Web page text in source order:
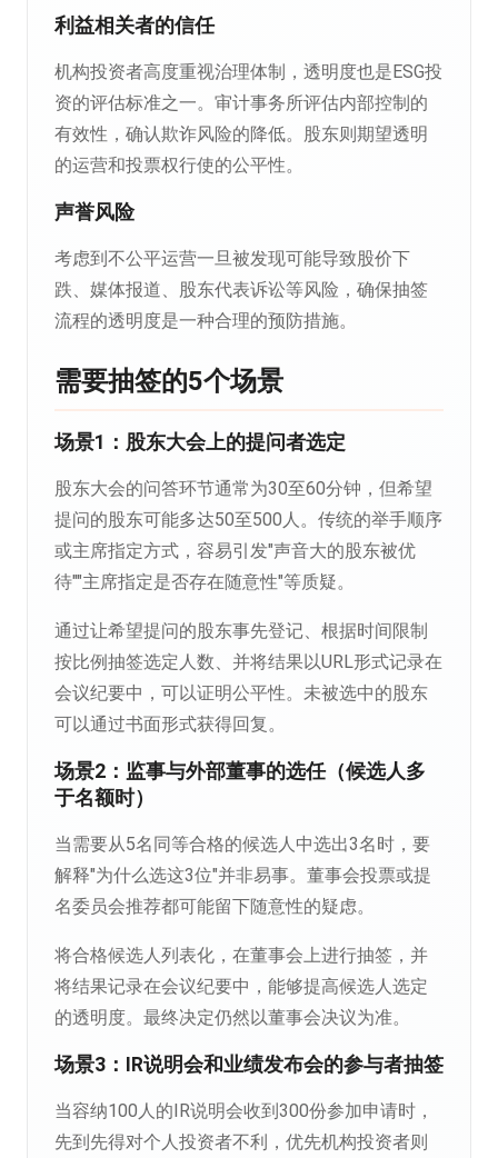
利益相关者的信任
机构投资者高度重视治理体制，透明度也是ESG投
资的评估标准之一。审计事务所评估内部控制的
有效性，确认欺诈风险的降低。股东则期望透明
的运营和投票权行使的公平性。
声誉风险
考虑到不公平运营一旦被发现可能导致股价下
跌、媒体报道、股东代表诉讼等风险，确保抽签
流程的透明度是一种合理的预防措施。
需要抽签的5个场景
场景1：股东大会上的提问者选定
股东大会的问答环节通常为30至60分钟，但希望
提问的股东可能多达50至500人。传统的举手顺序
或主席指定方式，容易引发"声音大的股东被优
待""主席指定是否存在随意性"等质疑。
通过让希望提问的股东事先登记、根据时间限制
按比例抽签选定人数、并将结果以URL形式记录在
会议纪要中，可以证明公平性。未被选中的股东
可以通过书面形式获得回复。
场景2：监事与外部董事的选任（候选人多
于名额时）
当需要从5名同等合格的候选人中选出3名时，要
解释"为什么选这3位"并非易事。董事会投票或提
名委员会推荐都可能留下随意性的疑虑。
将合格候选人列表化，在董事会上进行抽签，并
将结果记录在会议纪要中，能够提高候选人选定
的透明度。最终决定仍然以董事会决议为准。
场景3：IR说明会和业绩发布会的参与者抽签
当容纳100人的IR说明会收到300份参加申请时，
先到先得对个人投资者不利，优先机构投资者则